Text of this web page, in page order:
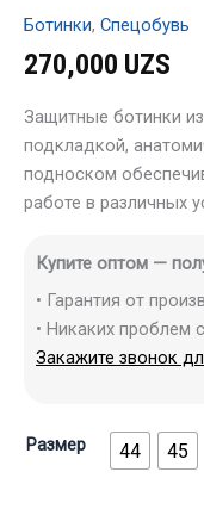
Ботинки, Спецобувь
270,000 UZS
Защитные ботинки
подкладкой,
подноском
работе в различных
Купите оптом —
• Гарантия от
• Никаких проблем
Закажите звонок
Размер 44 45